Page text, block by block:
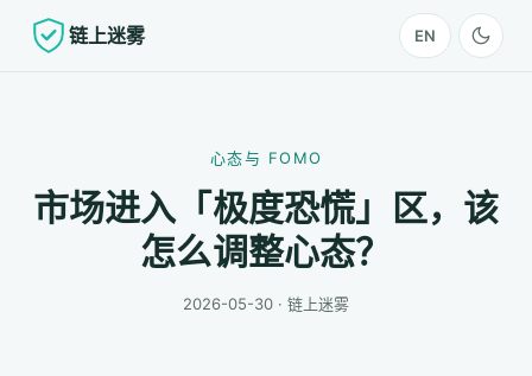
链上迷雾 EN
心态与 FOMO
市场进入「极度恐慌」区，该
怎么调整心态？
2026-05-30 · 链上迷雾